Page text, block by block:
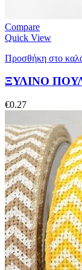
Compare
Quick View
Προσθήκη στο
ΞΥΛΙΝΟ
€0.27